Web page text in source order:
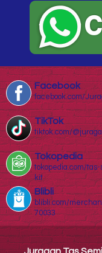
Facebook
facebook.com/
TikTok
tiktok.com/
Tokopedia
tokopedia.com/
kit
Blibli
blibli.com/
70033